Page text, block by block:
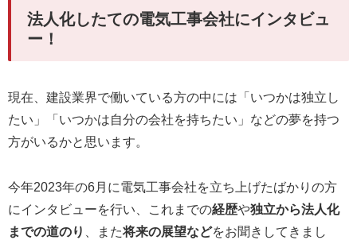
法人化したての電気工事会社にインタビュ
ー！
現在、建設業界で働いている方の中には「いつかは独立し
たい」「いつかは自分の会社を持ちたい」などの夢を持つ
方がいるかと思います。
今年2023年の6月に電気工事会社を立ち上げたばかりの方
にインタビューを行い、これまでの経歴や独立から法人化
までの道のり
、また将来の展望などをお聞きしてきまし